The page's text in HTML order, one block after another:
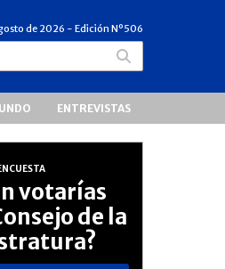
de 2026 - Edición Nº506
ENTREVISTAS
votarías
de la